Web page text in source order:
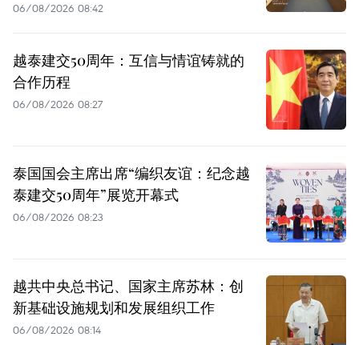
06/08/2026 08:42
越泰建交50周年：互信与情谊铸就的
合作历程
06/08/2026 08:27
泰国国会主席出席“编织友谊：纪念越
泰建交50周年”展览开幕式
06/08/2026 08:23
越共中央总书记、国家主席苏林：创
新基础设施规划和发展组织工作
06/08/2026 08:14